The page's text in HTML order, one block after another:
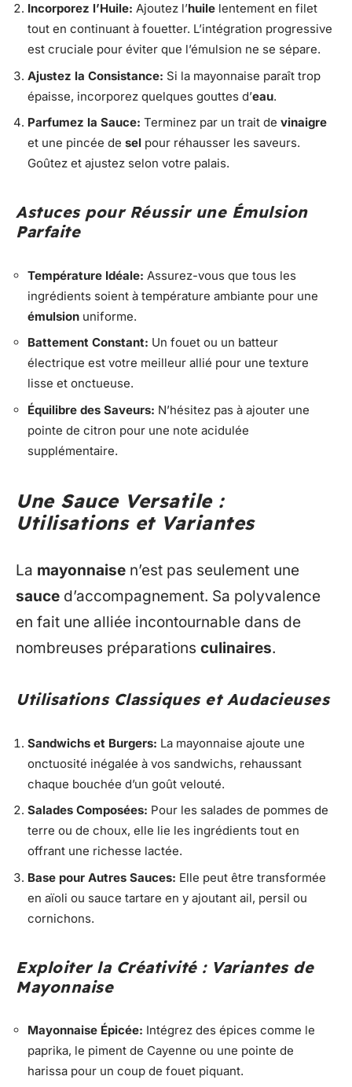
Incorporez l’Huile: Ajoutez l’huile lentement en filet
tout en continuant à fouetter. L’intégration progressive
est cruciale pour éviter que l’émulsion ne se sépare.
Ajustez la Consistance: Si la mayonnaise paraît trop
épaisse, incorporez quelques gouttes d’eau.
Parfumez la Sauce: Terminez par un trait de vinaigre
et une pincée de sel pour réhausser les saveurs.
Goûtez et ajustez selon votre palais.
Astuces pour Réussir une Émulsion
Parfaite
Température Idéale: Assurez-vous que tous les
ingrédients soient à température ambiante pour une
émulsion uniforme.
Battement Constant: Un fouet ou un batteur
électrique est votre meilleur allié pour une texture
lisse et onctueuse.
Équilibre des Saveurs: N’hésitez pas à ajouter une
pointe de citron pour une note acidulée
supplémentaire.
Une Sauce Versatile :
Utilisations et Variantes
La mayonnaise n’est pas seulement une
sauce d’accompagnement. Sa polyvalence
en fait une alliée incontournable dans de
nombreuses préparations culinaires.
Utilisations Classiques et Audacieuses
Sandwichs et Burgers: La mayonnaise ajoute une
onctuosité inégalée à vos sandwichs, rehaussant
chaque bouchée d’un goût velouté.
Salades Composées: Pour les salades de pommes de
terre ou de choux, elle lie les ingrédients tout en
offrant une richesse lactée.
Base pour Autres Sauces: Elle peut être transformée
en aïoli ou sauce tartare en y ajoutant ail, persil ou
cornichons.
Exploiter la Créativité : Variantes de
Mayonnaise
Mayonnaise Épicée: Intégrez des épices comme le
paprika, le piment de Cayenne ou une pointe de
harissa pour un coup de fouet piquant.